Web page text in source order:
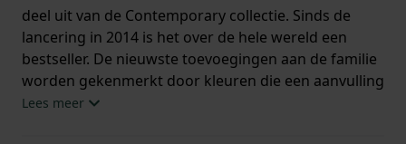
deel uit van de Contemporary collectie. Sinds de
lancering in 2014 is het over de hele wereld een
bestseller. De nieuwste toevoegingen aan de familie
worden gekenmerkt door kleuren die een aanvulling
vormen op de metallic texturen van de kast en
Lees meer